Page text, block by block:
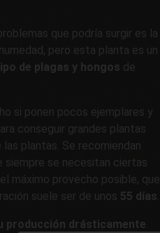
que podría surgir es la
pero esta planta es un
de plagas y hongos de
si ponen pocos ejemplares y
conseguir grandes plantas
plantas. Se recomiendan
siempre se necesitan ciertas
máximo provecho posible, que
suele ser de unos 55 días.
producción drásticamente.